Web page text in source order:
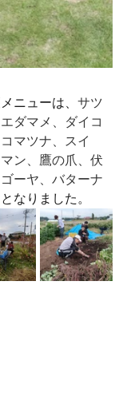
ニューは、 サツ
ダマメ、ダイコ
マツナ、スイ
ン、鷹の爪、伏
ーヤ、バターナ
となりました。